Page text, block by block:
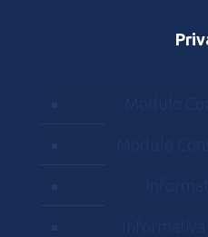
Modulo
Modulo
Informativa